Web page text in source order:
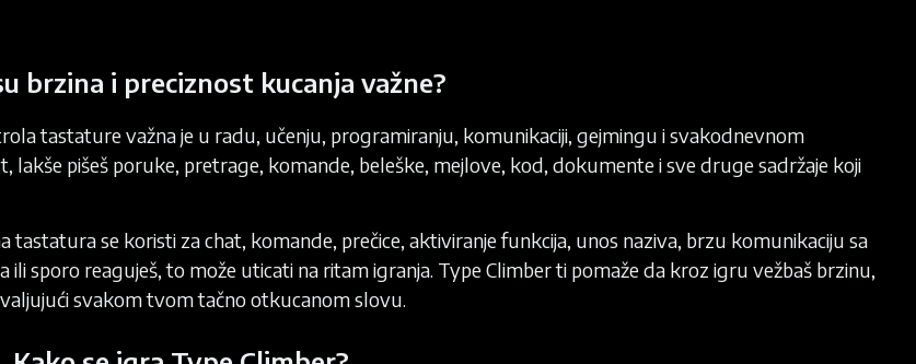
brzina i preciznost kucanja važne?
tastature važna je u radu, učenju, programiranju, komunikaciji, gejmingu i svakodnevnom
lakše pišeš poruke, pretrage, komande, beleške, mejlove, kod, dokumente i sve druge sadržaje koji
tastatura se koristi za chat, komande, prečice, aktiviranje funkcija, unos naziva, brzu komunikaciju sa
sporo reaguješ, to može uticati na ritam igranja. Type Climber ti pomaže da kroz igru vežbaš brzinu,
svakom tvom tačno otkucanom slovu.